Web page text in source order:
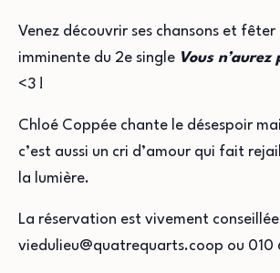
Venez découvrir ses chansons et
imminente du 2e single Vous n’aurez
<3 !
Chloé Coppée chante le désespoir
c’est aussi un cri d’amour qui fait
la lumière.
La réservation est vivement
viedulieu@quatrequarts.coop ou 010